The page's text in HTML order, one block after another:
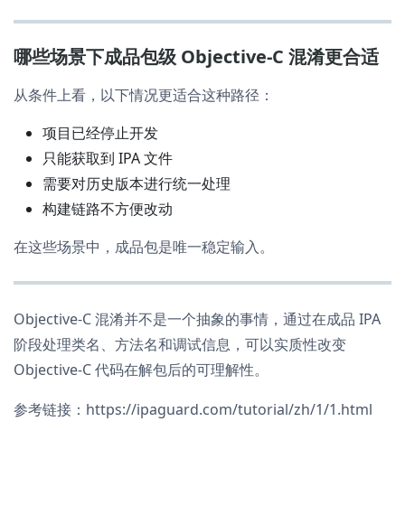
哪些场景下成品包级 Objective-C 混淆更合适
从条件上看，以下情况更适合这种路径：
项目已经停止开发
只能获取到 IPA 文件
需要对历史版本进行统一处理
构建链路不方便改动
在这些场景中，成品包是唯一稳定输入。
Objective-C 混淆并不是一个抽象的事情，通过在成品 IPA
阶段处理类名、方法名和调试信息，可以实质性改变
Objective-C 代码在解包后的可理解性。
参考链接：https://ipaguard.com/tutorial/zh/1/1.html